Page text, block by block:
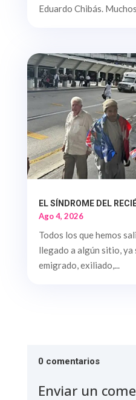
Eduardo Chibás.
EL SÍNDROME DEL
Ago 4, 2026
Todos los que hemos
llegado a algún sitio, ya
emigrado, exiliado,...
0 comentarios
Enviar un